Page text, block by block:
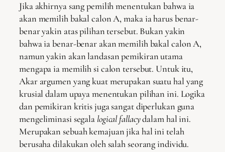
Jika akhirnya sang pemilih menentukan bahwa ia
akan memilih bakal calon A, maka ia harus benar-
benar yakin atas pilihan tersebut. Bukan yakin
bahwa ia benar-benar akan memilih bakal calon A,
namun yakin akan landasan pemikiran utama
mengapa ia memilih si calon tersebut. Untuk itu,
Akar argumen yang kuat merupakan suatu hal yang
krusial dalam upaya menentukan pilihan ini. Logika
dan pemikiran kritis juga sangat diperlukan guna
mengeliminasi segala logical fallacydalam hal ini.
Merupakan sebuah kemajuan jika hal ini telah
berusaha dilakukan oleh salah seorang individu.